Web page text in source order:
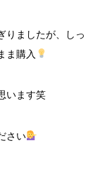
りましたが、しっ
ま購入
います笑
さい